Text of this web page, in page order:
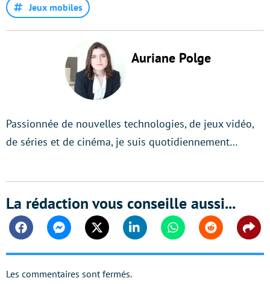
Jeux mobiles
Auriane Polge
Passionnée de nouvelles technologies, de jeux vidéo,
de séries et de cinéma, je suis quotidiennement…
La rédaction vous conseille aussi...
FacebookMessengerTwitter Linkedin WhatsappReddit
Les commentaires sont fermés.